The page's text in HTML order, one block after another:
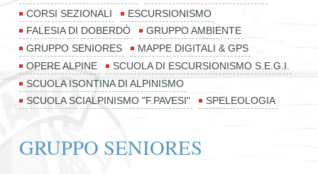
CORSI SEZIONALI
ESCURSIONISMO
FALESIA DI DOBERDÒ
GRUPPO AMBIENTE
GRUPPO SENIORES
MAPPE DIGITALI & GPS
OPERE ALPINE
SCUOLA DI ESCURSIONISMO S.E.G.I.
SCUOLA ISONTINA DI ALPINISMO
SCUOLA SCIALPINISMO "F.PAVESI"
SPELEOLOGIA
GRUPPO SENIORES